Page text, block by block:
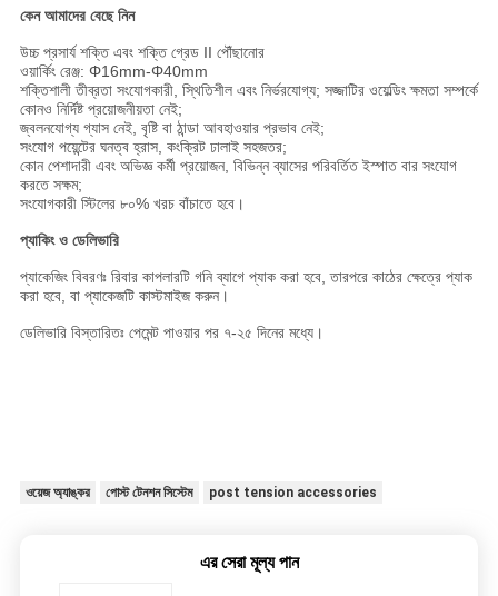
কেন আমাদের বেছে নিন
উচ্চ প্রসার্য শক্তি এবং শক্তি গ্রেড II পৌঁছানোর
ওয়ার্কিং রেঞ্জ: Φ16mm-Φ40mm
শক্তিশালী তীব্রতা সংযোগকারী, স্থিতিশীল এবং নির্ভরযোগ্য; সজ্জাটির ওয়েল্ডিং ক্ষমতা সম্পর্কে
কোনও নির্দিষ্ট প্রয়োজনীয়তা নেই;
জ্বলনযোগ্য গ্যাস নেই, বৃষ্টি বা ঠান্ডা আবহাওয়ার প্রভাব নেই;
সংযোগ পয়েন্টের ঘনত্ব হ্রাস, কংক্রিট ঢালাই সহজতর;
কোন পেশাদারী এবং অভিজ্ঞ কর্মী প্রয়োজন, বিভিন্ন ব্যাসের পরিবর্তিত ইস্পাত বার সংযোগ
করতে সক্ষম;
সংযোগকারী স্টিলের ৮০% খরচ বাঁচাতে হবে।
প্যাকিং ও ডেলিভারি
প্যাকেজিং বিবরণঃ রিবার কাপলারটি গনি ব্যাগে প্যাক করা হবে, তারপরে কাঠের ক্ষেত্রে প্যাক
করা হবে, বা প্যাকেজটি কাস্টমাইজ করুন।
ডেলিভারি বিস্তারিতঃ পেমেন্ট পাওয়ার পর ৭-২৫ দিনের মধ্যে।
ওয়েজ অ্যাঙ্কর পোস্ট টেনশন সিস্টেম post tension accessories
এর সেরা মূল্য পান